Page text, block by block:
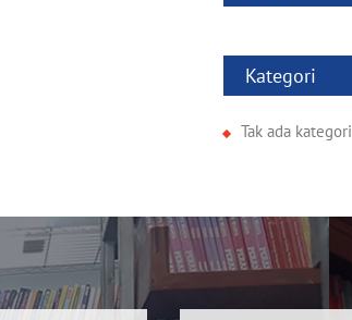
Kategori
Tak ada kategori